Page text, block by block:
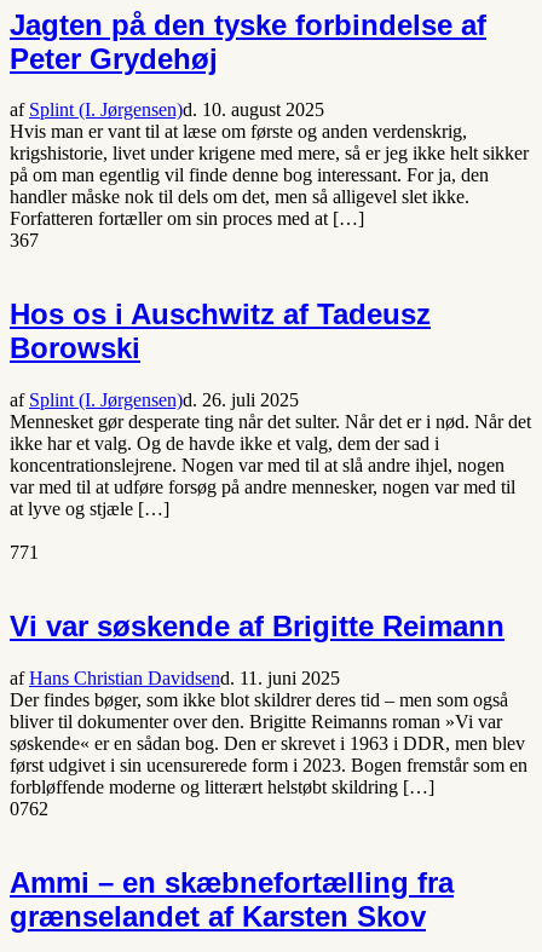
Jagten på den tyske forbindelse af
Peter Grydehøj
af Splint (I. Jørgensen)d. 10. august 2025
Hvis man er vant til at læse om første og anden verdenskrig,
krigshistorie, livet under krigene med mere, så er jeg ikke helt sikker
på om man egentlig vil finde denne bog interessant. For ja, den
handler måske nok til dels om det, men så alligevel slet ikke.
Forfatteren fortæller om sin proces med at […]
367
Hos os i Auschwitz af Tadeusz
Borowski
af Splint (I. Jørgensen)d. 26. juli 2025
Mennesket gør desperate ting når det sulter. Når det er i nød. Når det
ikke har et valg. Og de havde ikke et valg, dem der sad i
koncentrationslejrene. Nogen var med til at slå andre ihjel, nogen
var med til at udføre forsøg på andre mennesker, nogen var med til
at lyve og stjæle […]
771
Vi var søskende af Brigitte Reimann
afHans Christian Davidsend. 11. juni 2025
Der findes bøger, som ikke blot skildrer deres tid – men som også
bliver til dokumenter over den. Brigitte Reimanns roman »Vi var
søskende« er en sådan bog. Den er skrevet i 1963 i DDR, men blev
først udgivet i sin ucensurerede form i 2023. Bogen fremstår som en
forbløffende moderne og litterært helstøbt skildring […]
0762
Ammi – en skæbnefortælling fra
grænselandet af Karsten Skov